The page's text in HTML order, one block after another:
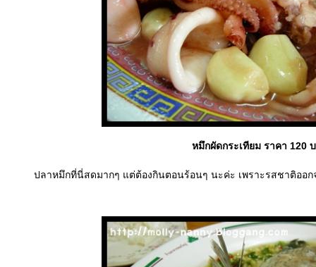
หมึกผัดกระเทียม ราคา 120
ปลาหมึกที่นี่สดมากๆ แต่ต้องกินตอนร้อนๆ นะค่ะ เพราะรสชาติอ